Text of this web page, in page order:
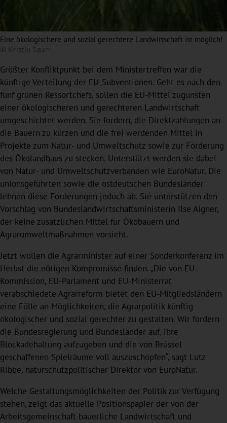
Eine ökologischere und sozial gerechtere Landwirtschaft ist möglich!
© Kerstin Sauer
Größter Konfliktpunkt bei dem Ministertreffen war die
künftige Verteilung der EU-Subventionen. Geht es nach den
fünf grünen Ressortchefs, sollen die EU-Mittel zugunsten
einer ökologischeren und gerechteren Landwirtschaft
umgeschichtet werden. Sie fordern, die Direktzahlungen an
die Bauern zu kürzen und die frei werdenden Mittel in
Projekte zum Natur- und Umweltschutz sowie zur Förderung
des Ökolandbaus zu stecken. Unterstützt werden sie dabei
von Natur- und Umweltschutzverbänden wie EuroNatur. Die
unionsgeführten sowie die ostdeutschen Bundesländer
lehnen diese Forderungen jedoch ab. Sie unterstützen den
Vorschlag von Bundeslandwirtschaftsministerin Ilse Aigner,
der keine zusätzlichen Mittel für Ökobauern und
Agrarumweltmaßnahmen vorsieht.
Jetzt wollen die Agrarminister auf einer Sonderkonferenz im
Herbst die nötigen Kompromisse finden. „Die von EU-
Kommission, EU-Parlament und EU-Ministerrat
verabschiedete Agrarreform bietet den EU-Mitgliedsländern
eine Fülle an Möglichkeiten, die Agrarpolitik künftig
ökologischer und sozial gerechter zu gestalten. Wir fordern
die Bundesregierung und Bundesländer auf, ihre
Blockadehaltung aufzugeben und die von Brüssel
geschaffenen Spielräume voll auszuschöpfen“, sagt Lutz
Ribbe, naturschutzpolitischer Direktor von EuroNatur.
Welche Gestaltungsmöglichkeiten der Politik zur Verfügung
stehen, zeigt das aktuelle Positionspapier der von der
Arbeitsgemeinschaft bäuerliche Landwirtschaft und